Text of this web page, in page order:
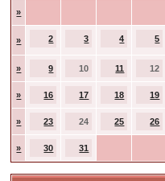
»
» 2 3 4 5
» 9 10 11 12
» 16 17 18 19
» 23 24 25 26
» 30 31